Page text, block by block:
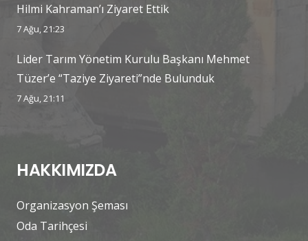
Hilmi Kahraman’ı Ziyaret Ettik
7 Ağu, 21:23
Lider Tarım Yönetim Kurulu Başkanı Mehmet
Tüzer’e “Taziye Ziyareti”nde Bulunduk
7 Ağu, 21:11
HAKKIMIZDA
Organizasyon Şeması
Oda Tarihçesi